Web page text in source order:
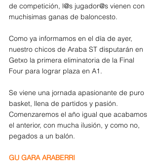
de competición, l@s jugador@s vienen con
muchisimas ganas de baloncesto.
Como ya informamos en el día de ayer,
nuestro chicos de Araba ST disputarán en
Getxo la primera eliminatoria de la Final
Four para lograr plaza en A1.
Se viene una jornada apasionante de puro
basket, llena de partidos y pasión.
Comenzaremos el año igual que acabamos
el anterior, con mucha ilusión, y como no,
pegados a un balón.
GU GARA ARABERRI